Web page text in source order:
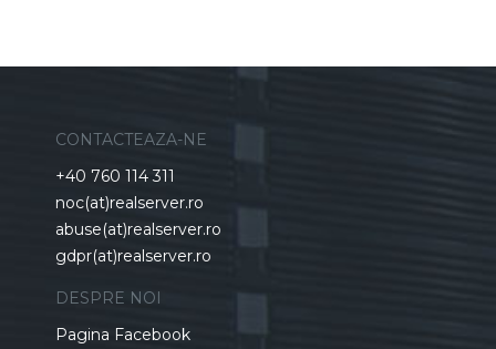
CONTACTEAZA-NE
+40 760 114 311
noc(at)realserver.ro
abuse(at)realserver.ro
gdpr(at)realserver.ro
DESPRE NOI
Pagina Facebook